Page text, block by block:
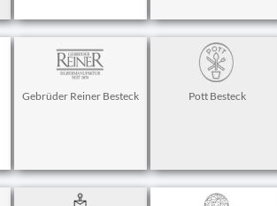
Gebrüder Reiner Besteck Pott Besteck